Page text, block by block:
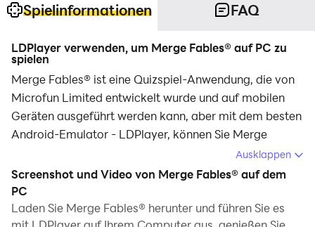
Spielinformationen FAQ
LDPlayer verwenden, um Merge Fables® auf PC zu
spielen
Merge Fables® ist eine Quizspiel-Anwendung, die von
Microfun Limited entwickelt wurde und auf mobilen
Geräten ausgeführt werden kann, aber mit dem besten
Android-Emulator - LDPlayer, können Sie Merge
Fables® herunterladen und auf Ihrem Computer
ausführen.
Beim Ausführen von Merge Fables® auf Ihrem
Computer können Sie auf einem großen Bildschirm klar
Ausklappen
Screenshot und Video von Merge Fables® auf dem
PC
Laden Sie Merge Fables® herunter und führen Sie es